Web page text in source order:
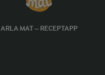
ARLA MAT – RECEPTAPP